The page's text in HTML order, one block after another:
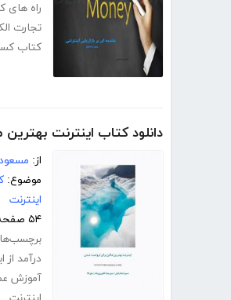
راه های
تجارت
کتاب
دانلود کتاب اینترنت
از:
موضوع:
اینترنت
۵۴ صفحه
درآمد از
آموزش